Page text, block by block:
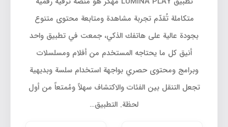
متكاملة تُقدّم تجربة مشاهدة ومتابعة محتوى متنوع
بجودة عالية على هاتفك الذكي، جمعت في تطبيق واحد
أنيق كل ما يحتاجه المستخدم من أفلام ومسلسلات
وبرامج ومحتوى حصري بواجهة استخدام سلسة وبديهية
تجعل التنقل بين الفئات والاكتشاف سهلاً ومُمتعاً من أول
لحظة. التطبيق…